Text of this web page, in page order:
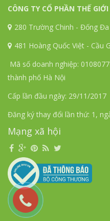
CÔNG TY CỔ PHẦN THẾ
280 Trường Chinh - Đống
481 Hoàng Quốc Việt - Cầu
Mã số doanh nghiệp:
thành phố Hà Nội
Cấp lần đầu ngày: 29/11/2017
Đăng ký thay đổi lần thứ: 1,
Mạng xã hội